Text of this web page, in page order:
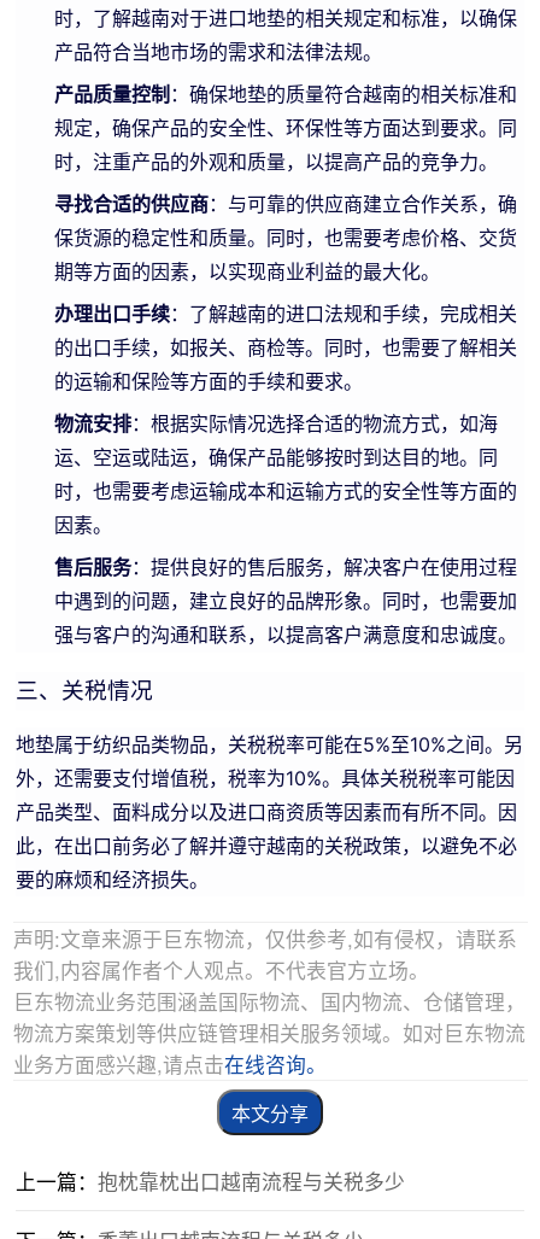
时，了解越南对于进口地垫的相关规定和标准，以确保
产品符合当地市场的需求和法律法规。
产品质量控制 ：确保地垫的质量符合越南的相关标准和
规定，确保产品的安全性、环保性等方面达到要求。同
时，注重产品的外观和质量，以提高产品的竞争力。
寻找合适的供应商：与可靠的供应商建立合作关系，确
保货源的稳定性和质量。同时，也需要考虑价格、交货
期等方面的因素，以实现商业利益的最大化。
办理出口手续：了解越南的进口法规和手续，完成相关
的出口手续，如报关、商检等。同时，也需要了解相关
的运输和保险等方面的手续和要求。
物流安排：根据实际情况选择合适的物流方式，如海
运、空运或陆运，确保产品能够按时到达目的地。同
时，也需要考虑运输成本和运输方式的安全性等方面的
因素。
售后服务：提供良好的售后服务，解决客户在使用过程
中遇到的问题，建立良好的品牌形象。同时，也需要加
强与客户的沟通和联系，以提高客户满意度和忠诚度。
三、关税情况
地垫属于纺织品类物品，关税税率可能在5%至10%之间。另
外，还需要支付增值税，税率为10%。具体关税税率可能因
产品类型、面料成分以及进口商资质等因素而有所不同。因
此，在出口前务必了解并遵守越南的关税政策，以避免不必
要的麻烦和经济损失。
声明:文章来源于巨东物流，仅供参考,如有侵权，请联系
我们,内容属作者个人观点。不代表官方立场。
巨东物流业务范围涵盖国际物流、国内物流、仓储管理，
物流方案策划等供应链管理相关服务领域。如对巨东物流
业务方面感兴趣,请点击在线咨询。
本文分享
上一篇：抱枕靠枕出口越南流程与关税多少